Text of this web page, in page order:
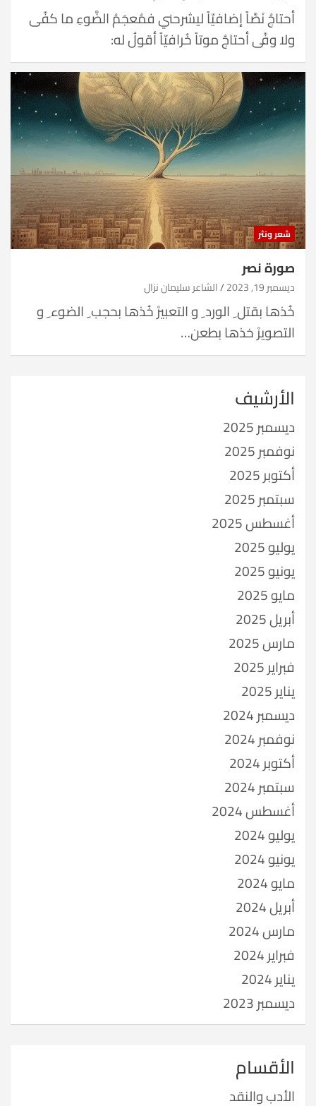
أحتاجُ نَصَّاً إضافيّاً ليشرحني فمُعجَمُ الضَّوءِ ما كفّى
ولا وفّى أحتاجُ موتاً خُرافيّاً أقولُ له:
شعر ونثر
صورة نصر
ديسمبر 19, 2023 الشاعر سليمان نزال
خُذها بقتل ِ الورد ِ و التعبيرْ خُذها بحجب ِ الضوء ِ و
التصويرْ خذها بطعن…
الأرشيف
ديسمبر 2025
نوفمبر 2025
أكتوبر 2025
سبتمبر 2025
أغسطس 2025
يوليو 2025
يونيو 2025
مايو 2025
أبريل 2025
مارس 2025
فبراير 2025
يناير 2025
ديسمبر 2024
نوفمبر 2024
أكتوبر 2024
سبتمبر 2024
أغسطس 2024
يوليو 2024
يونيو 2024
مايو 2024
أبريل 2024
مارس 2024
فبراير 2024
يناير 2024
ديسمبر 2023
الأقسام
الأدب والنقد